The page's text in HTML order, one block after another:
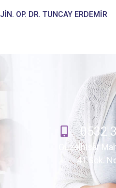
JİN. OP. DR. TUNCAY ERDEMİR
0532
Güzelhisar
41.Sok.